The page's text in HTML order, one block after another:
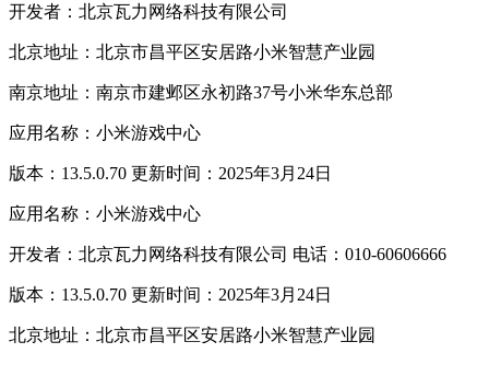
开发者：北京瓦力网络科技有限公司
北京地址：北京市昌平区安居路小米智慧产业园
南京地址：南京市建邺区永初路37号小米华东总部
应用名称：小米游戏中心
版本：13.5.0.70 更新时间：2025年3月24日
应用名称：小米游戏中心
开发者：北京瓦力网络科技有限公司 电话：010-60606666
版本：13.5.0.70 更新时间：2025年3月24日
北京地址：北京市昌平区安居路小米智慧产业园